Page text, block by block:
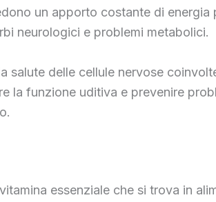
un apporto costante di
neurologici e problemi metabolici.
salute delle cellule nervose
la funzione uditiva e prevenire
essenziale che si trova in